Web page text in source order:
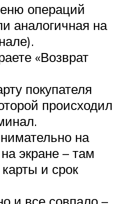
операций
аналогичная на
«Возврат
покупателя
происходил
на
экране – там
и срок
и все совпало –